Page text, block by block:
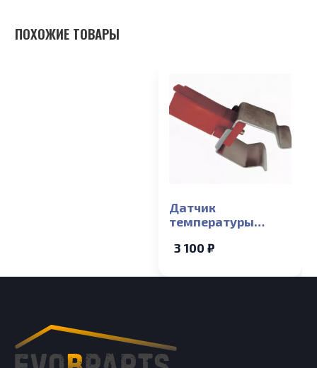
ПОХОЖИЕ ТОВАРЫ
Датчик
температуры
ECO Compact, ECO-5
3 100 ₽